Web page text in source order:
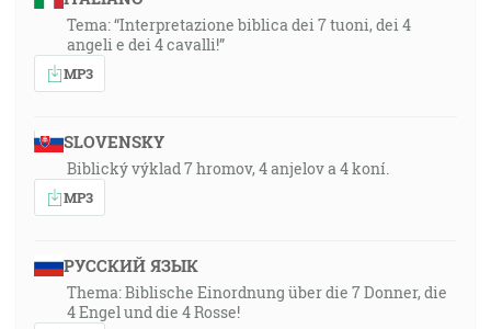
Tema: “Interpretazione biblica dei 7 tuoni, dei 4
angeli e dei 4 cavalli!”
MP3
SLOVENSKY
Biblický výklad 7 hromov, 4 anjelov a 4 koní.
MP3
РУССКИЙ ЯЗЫК
Thema: Biblische Einordnung über die 7 Donner, die
4 Engel und die 4 Rosse!